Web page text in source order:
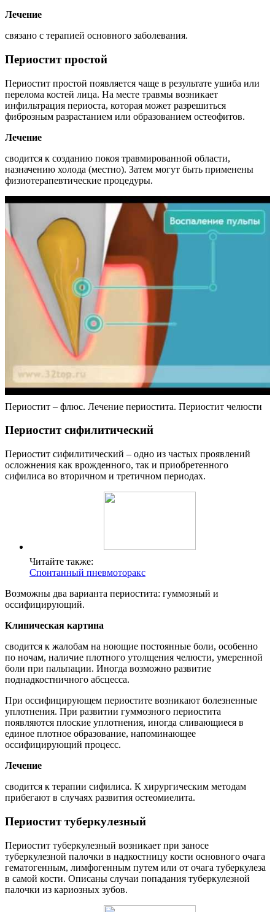
Лечение
связано с терапией основного заболевания.
Периостит простой
Периостит простой появляется чаще в результате ушиба или
перелома костей лица. На месте травмы возникает
инфильтрация периоста, которая может разрешиться
фиброзным разрастанием или образованием остеофитов.
Лечение
сводится к созданию покоя травмированной области,
назначению холода (местно). Затем могут быть применены
физиотерапевтические процедуры.
Периостит – флюс. Лечение периостита. Периостит челюсти
Периостит сифилитический
Периостит сифилитический – одно из частых проявлений
осложнения как врожденного, так и приобретенного
сифилиса во вторичном и третичном периодах.
Читайте также:
Спонтанный пневмоторакс
Возможны два варианта периостита: гуммозный и
оссифицирующий.
Клиническая картина
сводится к жалобам на ноющие постоянные боли, особенно
по ночам, наличие плотного утолщения челюсти, умеренной
боли при пальпации. Иногда возможно развитие
поднадкостничного абсцесса.
При оссифицирующем периостите возникают болезненные
уплотнения. При развитии гуммозного периостита
появляются плоские уплотнения, иногда сливающиеся в
единое плотное образование, напоминающее
оссифицирующий процесс.
Лечение
сводится к терапии сифилиса. К хирургическим методам
прибегают в случаях развития остеомиелита.
Периостит туберкулезный
Периостит туберкулезный возникает при заносе
туберкулезной палочки в надкостницу кости основного очага
гематогенным, лимфогенным путем или от очага туберкулеза
в самой кости. Описаны случаи попадания туберкулезной
палочки из кариозных зубов.